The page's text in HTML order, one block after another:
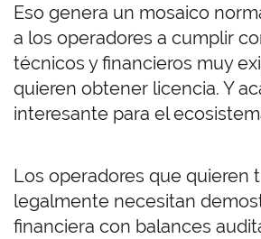
Eso genera un mosaico
a los operadores a cumplir
técnicos y financieros muy
quieren obtener licencia. Y
interesante para el
Los operadores que quieren
legalmente necesitan
financiera con balances